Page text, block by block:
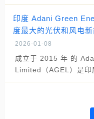
印度 Adani Green
度最大的光伏和风电
2026-01-08
成立于 2015 年 的
Limited（AGEL）是